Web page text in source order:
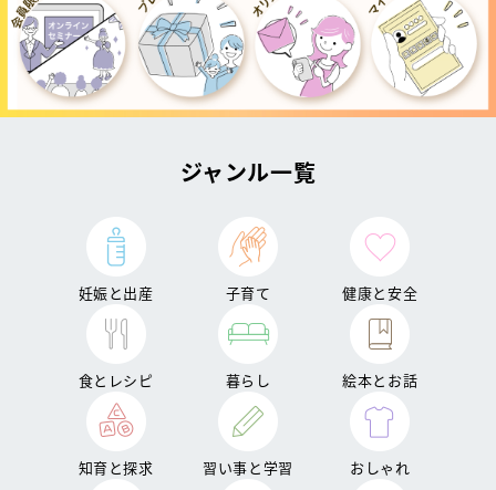
ジャンル一覧
妊娠と出産 子育て 健康と安全
食とレシピ 暮らし 絵本とお話
知育と探求 習い事と学習 おしゃれ